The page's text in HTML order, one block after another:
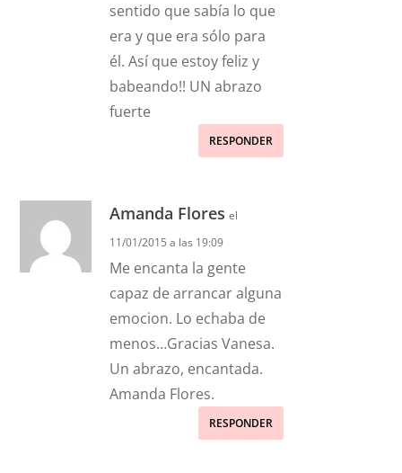
sentido que sabía lo que
era y que era sólo para
él. Así que estoy feliz y
babeando!! UN abrazo
fuerte
RESPONDER
Amanda Flores el
11/01/2015 a las 19:09
Me encanta la gente
capaz de arrancar alguna
emocion. Lo echaba de
menos…Gracias Vanesa.
Un abrazo, encantada.
Amanda Flores.
RESPONDER